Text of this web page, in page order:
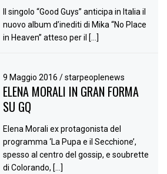
Il singolo “Good Guys” anticipa in Italia il
nuovo album d’inediti di Mika “No Place
in Heaven” atteso per il […]
9 Maggio 2016/ starpeoplenews
ELENA MORALI IN GRAN FORMA
SU GQ
Elena Morali ex protagonista del
programma ‘La Pupa e il Secchione’,
spesso al centro del gossip, e soubrette
di Colorando, […]